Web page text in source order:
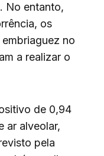
No entanto,
os
no
a realizar o
de 0,94
ar alveolar,
pela